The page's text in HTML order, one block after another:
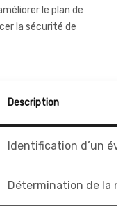
le plan de
la sécurité de
Description
Identification d’un
Détermination de la